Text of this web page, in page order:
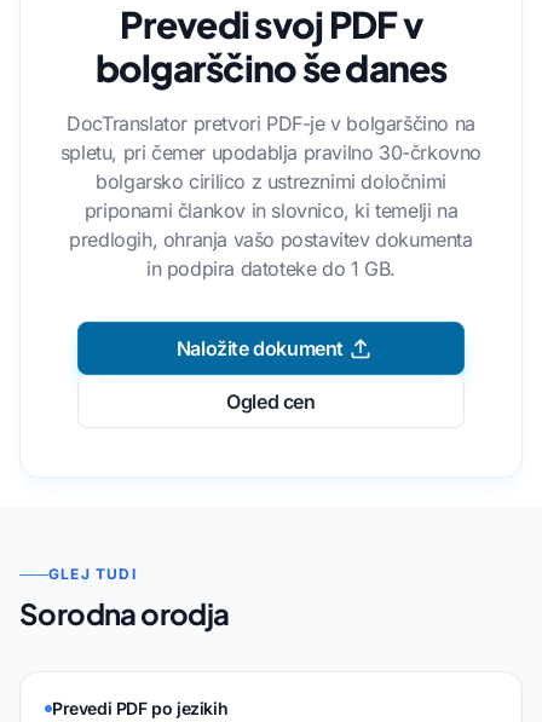
Prevedi svoj PDF v
bolgarščino še danes
DocTranslator pretvori PDF-je v bolgarščino na
spletu, pri čemer upodablja pravilno 30-črkovno
bolgarsko cirilico z ustreznimi določnimi
priponami člankov in slovnico, ki temelji na
predlogih, ohranja vašo postavitev dokumenta
in podpira datoteke do 1 GB.
Naložite dokument
Ogled cen
GLEJ TUDI
Sorodna orodja
Prevedi PDF po jezikih